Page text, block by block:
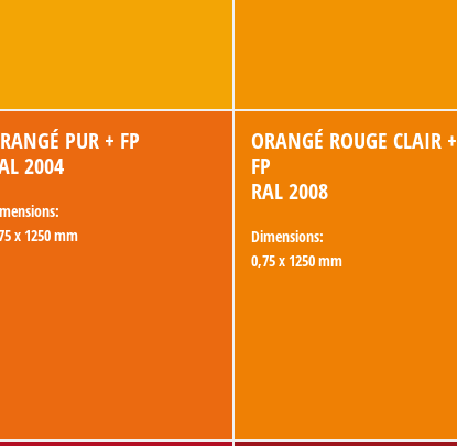
PUR + FP
2004
x 1250 mm
ORANGÉ ROUGE CLAIR +
FP
RAL 2008
Dimensions:
0,75 x 1250 mm